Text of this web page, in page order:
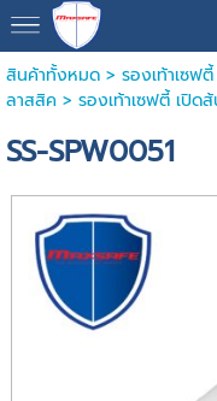
สินค้าทั้งหมด> รองเท้าเซฟ
ลาสสิค > รองเท้าเซฟตี้ เปิด
SS-SPW0051